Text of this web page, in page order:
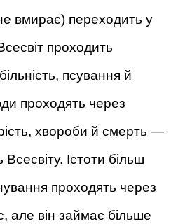
вмирає) переходить у
проходить
псування й
проходять через
хвороби й смерть —
Всесвіту. Істоти більш
проходять через
але він займає більше